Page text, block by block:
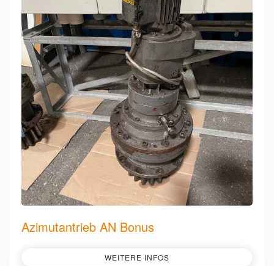
Azimutantrieb AN Bonus
WEITERE INFOS